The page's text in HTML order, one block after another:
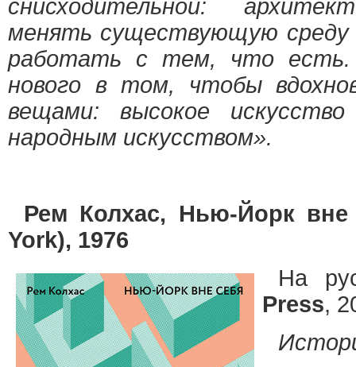
снисходительной:
менять существующую
работать с тем, что есть.
нового в том, чтобы
вещами: высокое
народным искусством».
Рем Колхас, Нью-Йорк вне
York), 1976
На
Press,